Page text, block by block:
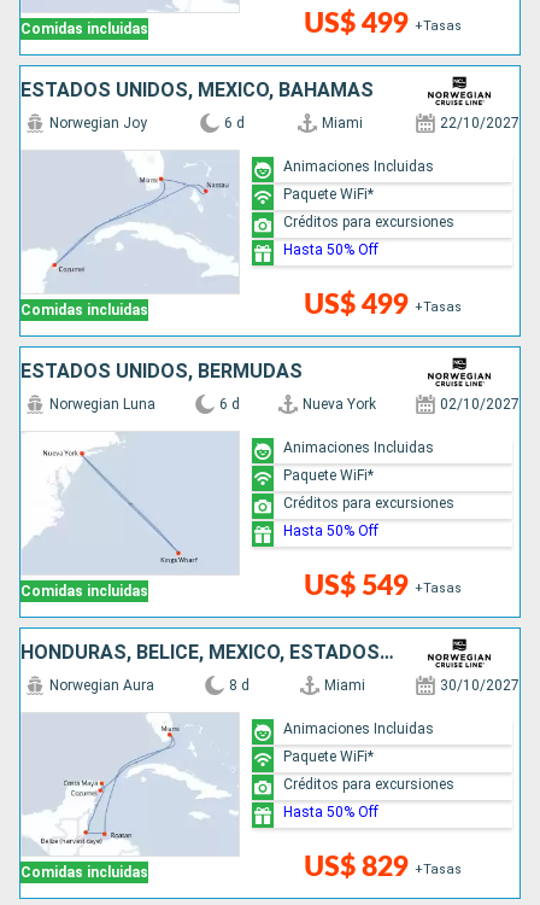
Comidas incluidas US$ 499 +Tasas
ESTADOS UNIDOS, MÉXICO, BAHAMAS
Comidas incluidas
Norwegian Joy 6 d Miami 22/10/2027
US$ 499 +Tasas
Animaciones Incluidas
Paquete WiFi*
Créditos para excursiones
Hasta 50% Off
ESTADOS UNIDOS, BERMUDAS
Comidas incluidas
Norwegian Luna 6 d Nueva York 02/10/2027
US$ 549 +Tasas
Animaciones Incluidas
Paquete WiFi*
Créditos para excursiones
Hasta 50% Off
HONDURAS, BELICE, MÉXICO, ESTADOS UNIDOS
Comidas incluidas
Norwegian Aura 8 d Miami 30/10/2027
US$ 829 +Tasas
Animaciones Incluidas
Paquete WiFi*
Créditos para excursiones
Hasta 50% Off